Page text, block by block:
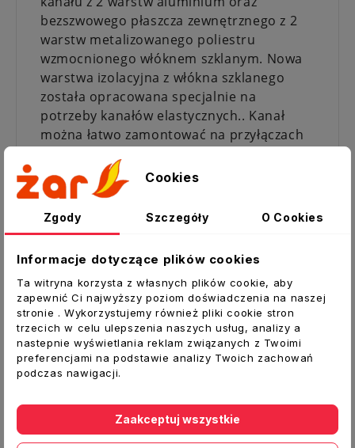
bezszwowego płaszcza zewnętrznego z 2
warstw metalizowanego poliestru
wzmocnionego włóknem szklanym. Nowa
warstwa izolacyjna z włókna szklanego
została opracowana specjalnie na
potrzeby kanałów elastycznych.. Kanał
można łatwo zamontować na przyłączach
zawiera PCV, dlatego w przypadku pożaru
nie wydziela toksycznych gazów.
Mikroperforacja wewnętrznej warstwy
zapewnia lepsze tłumienie hałasu
przepływającego powietrza.
ZASTOSOWANIE:
Kanały elastyczne SONOTHERM LIGHT są
stosowane w systemach wentylacyjnych i
klimatyzacyjnych, w których jest
wymagana duża wytrzymałość
izolacja termiczna i akustyczna.
PARAMETRY:
Cookies
Zgody Szczegóły O Cookies
Informacje dotyczące plików cookies
Ta witryna korzysta z własnych plików cookie, aby
zapewnić Ci najwyższy poziom doświadczenia na naszej
stronie . Wykorzystujemy również pliki cookie stron
trzecich w celu ulepszenia naszych usług, analizy a
nastepnie wyświetlania reklam związanych z Twoimi
preferencjami na podstawie analizy Twoich zachowań
podczas nawigacji.
Zaakceptuj wszystkie